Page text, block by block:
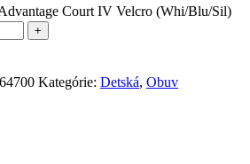
Court IV Velcro (Whi/Blu/Sil)
Kategórie: Detská, Obuv